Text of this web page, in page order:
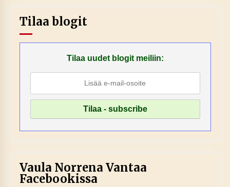
Tilaa blogit
Tilaa uudet blogit meiliin:
Vaula Norrena Vantaa
Facebookissa